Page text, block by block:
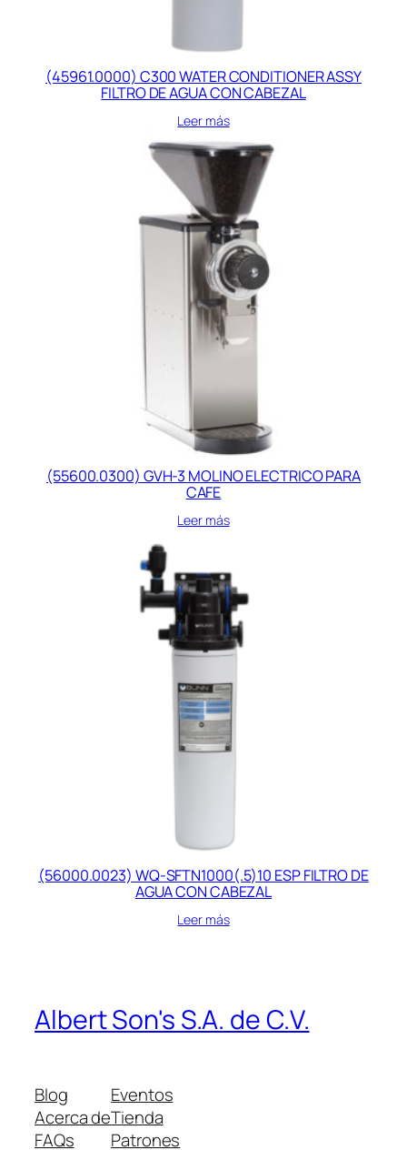
(45961.0000) C300 WATER CONDITIONER ASSY
FILTRO DE AGUA CON CABEZAL
Leer más
(55600.0300) GVH-3 MOLINO ELECTRICO PARA
CAFE
Leer más
(56000.0023) WQ-SFTN1000(.5)10 ESP FILTRO DE
AGUA CON CABEZAL
Leer más
Albert Son's S.A. de C.V.
Blog
Acerca de
FAQs
Eventos
Tienda
Patrones